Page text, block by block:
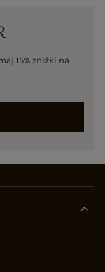
15% zniżki na